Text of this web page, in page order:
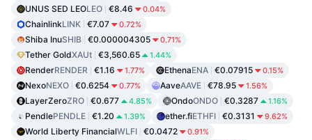
UNUS SED LEOLEO €8.46 0.04%
ChainlinkLINK €7.07 0.72%
Shiba InuSHIB €0.000004305 0.71%
Tether GoldXAUt €3,560.65 1.44%
RenderRENDER €1.16 1.77% EthenaENA €0.07915 0.15%
NexoNEXO €0.6254 0.77% AaveAAVE €78.95 1.56%
LayerZeroZRO €0.677 4.85% OndoONDO €0.3287 1.16%
PendlePENDLE €1.20 1.39% ether.fiETHFI €0.3131 9.62%
World Liberty FinancialWLFI €0.0472 0.91%